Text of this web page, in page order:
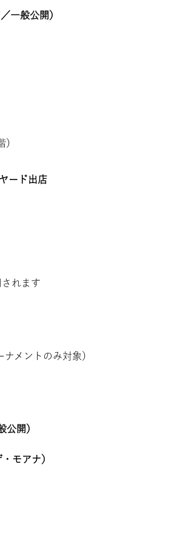
一般公開）
ード出店
れます
メントのみ対象）
開）
モアナ）